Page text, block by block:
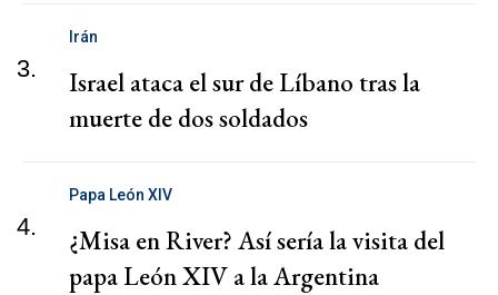
3.
Irán
Israel ataca el sur de Líbano tras la
muerte de dos soldados
4.
Papa León XIV
¿Misa en River? Así sería la visita del
papa León XIV a la Argentina